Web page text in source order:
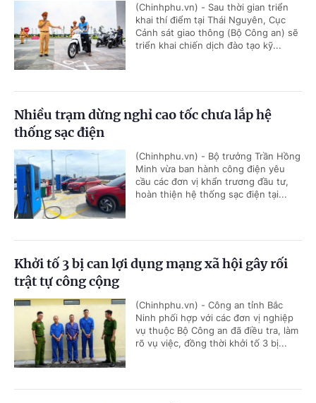
(Chinhphu.vn) - Sau thời gian triển
khai thí điểm tại Thái Nguyên, Cục
Cảnh sát giao thông (Bộ Công an) sẽ
triển khai chiến dịch đào tạo kỹ...
Nhiều trạm dừng nghỉ cao tốc chưa lắp hệ
thống sạc điện
(Chinhphu.vn) - Bộ trưởng Trần Hồng
Minh vừa ban hành công điện yêu
cầu các đơn vị khẩn trương đầu tư,
hoàn thiện hệ thống sạc điện tại...
Khởi tố 3 bị can lợi dụng mạng xã hội gây rối
trật tự công cộng
(Chinhphu.vn) - Công an tỉnh Bắc
Ninh phối hợp với các đơn vị nghiệp
vụ thuộc Bộ Công an đã điều tra, làm
rõ vụ việc, đồng thời khởi tố 3 bị...